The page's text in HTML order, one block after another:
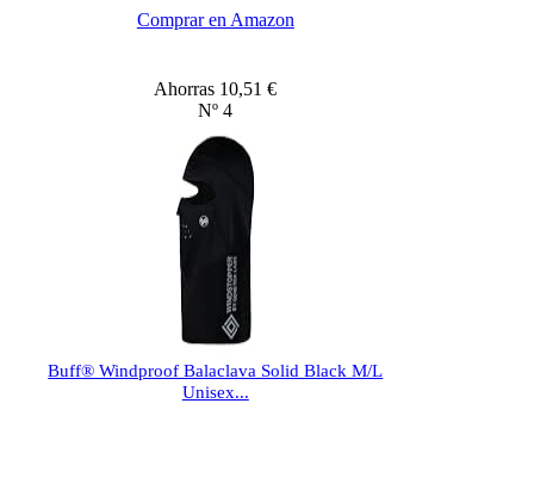
Comprar en Amazon
Ahorras 10,51 €
Nº 4
Buff® Windproof Balaclava Solid Black M/L
Unisex...